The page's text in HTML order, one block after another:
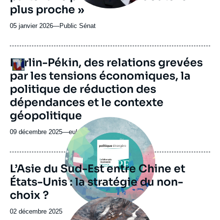
plus proche »
05 janvier 2026—Nom
journal,
ou
émission
Public Sénat
Logo
URL
de
Spotify
Berlin-Pékin, des relations grevées
par les tensions économiques, la
politique de réduction des
dépendances et le contexte
géopolitique
09 décembre 2025—Nom
du
journal,
revue
ou
émission
eu! radio
Image
principale
L’Asie du Sud-Est entre Chine et
États-Unis : la stratégie du non-
choix ?
Date
02 décembre 2025
Image
principale